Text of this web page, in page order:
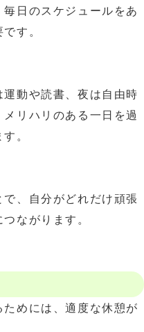
日のスケジュールをあ
す。
動や読書、夜は自由時
リハリのある一日を過
。
、自分がどれだけ頑張
ながります。
めには、適度な休憩が